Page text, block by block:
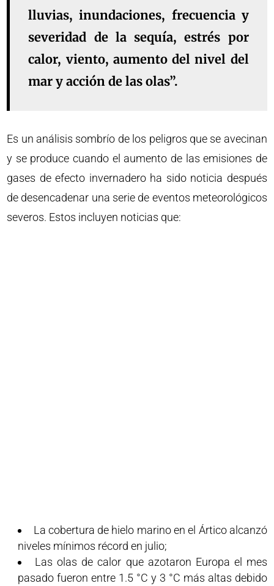
lluvias, inundaciones, frecuencia y
severidad de la sequía, estrés por
calor, viento, aumento del nivel del
mar y acción de las olas”.
Es un análisis sombrío de los peligros que se avecinan
y se produce cuando el aumento de las emisiones de
gases de efecto invernadero ha sido noticia después
de desencadenar una serie de eventos meteorológicos
severos. Estos incluyen noticias que:
La cobertura de hielo marino en el Ártico alcanzó
niveles mínimos récord en julio;
Las olas de calor que azotaron Europa el mes
pasado fueron entre 1.5 °C y 3 °C más altas debido